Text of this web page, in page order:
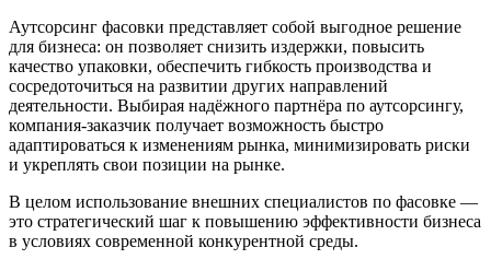
Аутсорсинг фасовки представляет собой выгодное решение
для бизнеса: он позволяет снизить издержки, повысить
качество упаковки, обеспечить гибкость производства и
сосредоточиться на развитии других направлений
деятельности. Выбирая надёжного партнёра по аутсорсингу,
компания-заказчик получает возможность быстро
адаптироваться к изменениям рынка, минимизировать риски
и укреплять свои позиции на рынке.
В целом использование внешних специалистов по фасовке —
это стратегический шаг к повышению эффективности бизнеса
в условиях современной конкурентной среды.